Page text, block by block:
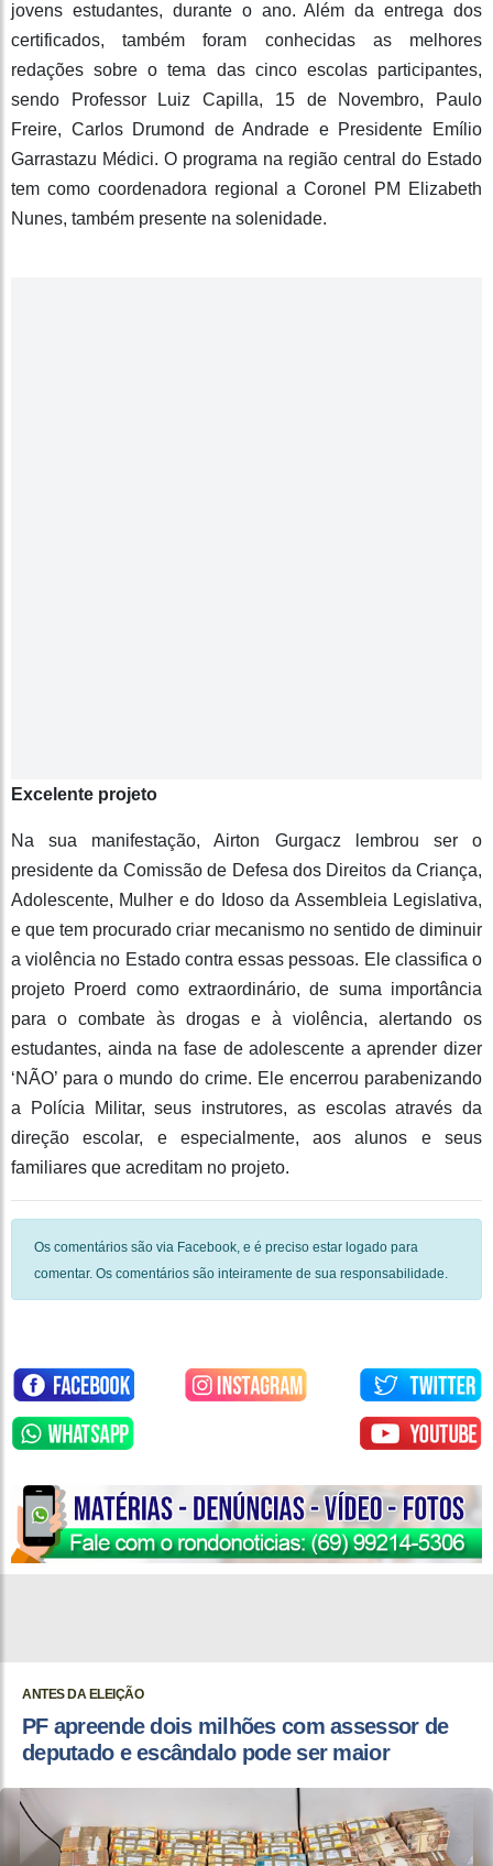
jovens estudantes, durante o ano. Além da entrega dos
certificados, também foram conhecidas as melhores
redações sobre o tema das cinco escolas participantes,
sendo Professor Luiz Capilla, 15 de Novembro, Paulo
Freire, Carlos Drumond de Andrade e Presidente Emílio
Garrastazu Médici. O programa na região central do Estado
tem como coordenadora regional a Coronel PM Elizabeth
Nunes, também presente na solenidade.
Excelente projeto
Na sua manifestação, Airton Gurgacz lembrou ser o
presidente da Comissão de Defesa dos Direitos da Criança,
Adolescente, Mulher e do Idoso da Assembleia Legislativa,
e que tem procurado criar mecanismo no sentido de diminuir
a violência no Estado contra essas pessoas. Ele classifica o
projeto Proerd como extraordinário, de suma importância
para o combate às drogas e à violência, alertando os
estudantes, ainda na fase de adolescente a aprender dizer
‘NÃO’ para o mundo do crime. Ele encerrou parabenizando
a Polícia Militar, seus instrutores, as escolas através da
direção escolar, e especialmente, aos alunos e seus
familiares que acreditam no projeto.
Os comentários são via Facebook, e é preciso estar logado para
comentar. Os comentários são inteiramente de sua responsabilidade.
ANTES DA ELEIÇÃO
PF apreende dois milhões com assessor de
deputado e escândalo pode ser maior